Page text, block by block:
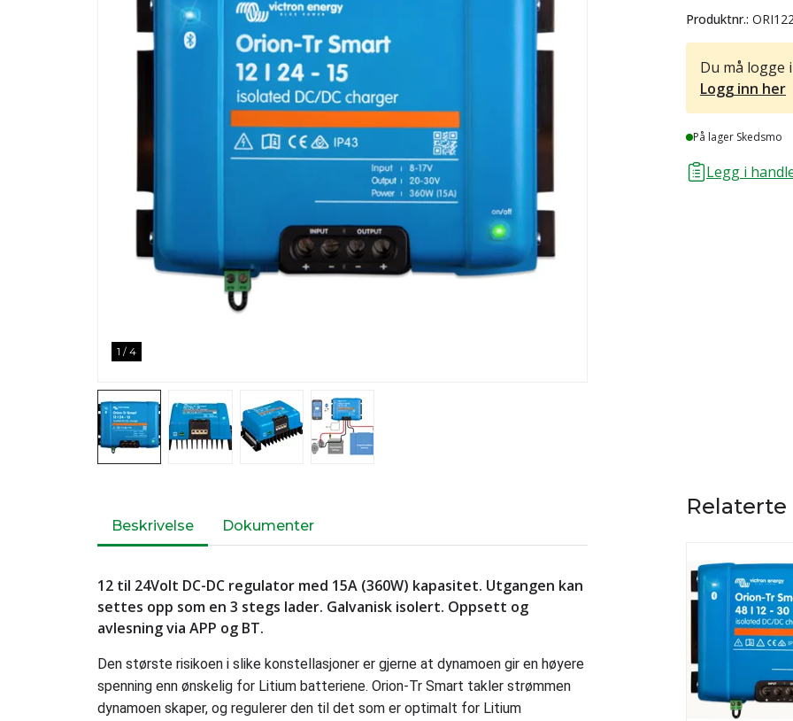
1 / 4
Produktnr.:
Du må logge
Logg inn her
Lager
På lager Skedsmo
Legg i
Beskrivelse Dokumenter
12 til 24Volt DC-DC regulator med 15A (360W) kapasitet. Utgangen kan
settes opp som en 3 stegs lader. Galvanisk isolert. Oppsett og
avlesning via APP og BT.
Den største risikoen i slike konstellasjoner er gjerne at dynamoen gir en høyere
spenning enn ønskelig for Litium batteriene. Orion-Tr Smart takler strømmen
dynamoen skaper, og regulerer den til det som er optimalt for Litium